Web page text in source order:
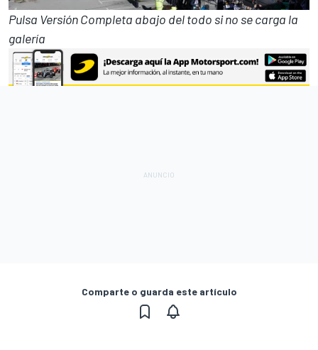
Pulsa Versión Completa abajo del todo si no se carga la
galería
Comparte o guarda este artículo